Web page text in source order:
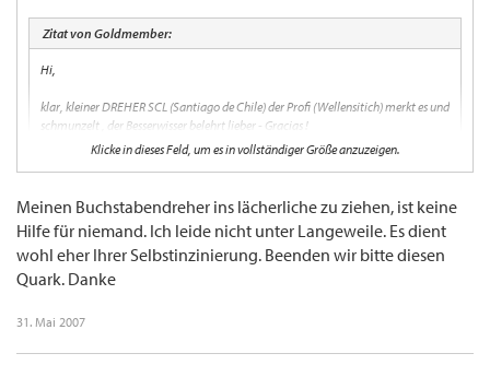
Zitat von Goldmember:
Hi,
klar, kleiner DREHER SCL (Santiago de Chile) der Profi (Wellensitich) merkt es und
schmunzelt , der Besserwisser belehrt lieber - Gracias !
:roll:
HTB.
Klicke in dieses Feld, um es in vollständiger Größe anzuzeigen.
Meinen Buchstabendreher ins lächerliche zu ziehen, ist keine
Hilfe für niemand. Ich leide nicht unter Langeweile. Es dient
wohl eher Ihrer Selbstinzinierung. Beenden wir bitte diesen
Quark. Danke
31. Mai 2007